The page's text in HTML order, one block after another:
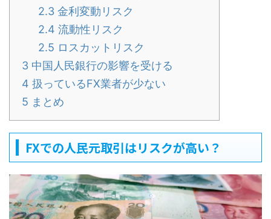
2.3 金利変動リスク
2.4 流動性リスク
2.5 ロスカットリスク
3 中国人民銀行の影響を受ける
4 扱っているFX業者が少ない
5 まとめ
FXでの人民元取引はリスクが高い？